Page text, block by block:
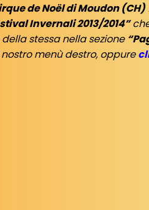
de Noël di Moudon (CH)
Invernali 2013/2014”
stessa nella sezione
menù destro, oppure